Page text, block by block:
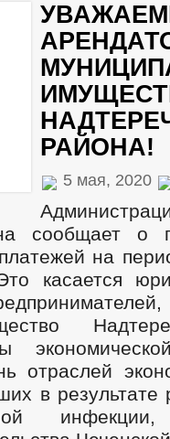
РАЙОНА!
5 мая, 2020
сообщает о
на
касается
отраслей
в результате
инфекции,